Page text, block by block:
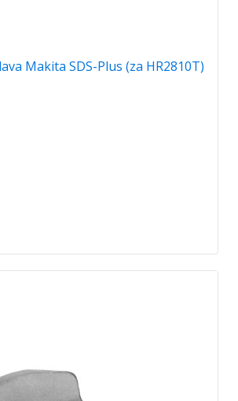
Makita SDS-Plus (za HR2810T)